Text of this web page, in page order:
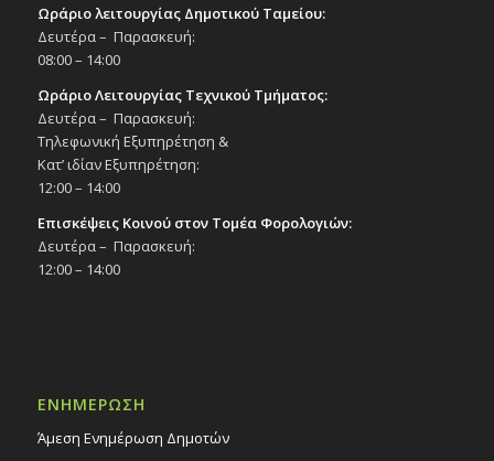
Ωράριο λειτουργίας Δημοτικού Ταμείου:
Δευτέρα – Παρασκευή:
08:00 – 14:00
Ωράριο Λειτουργίας Τεχνικού Τμήματος:
Δευτέρα – Παρασκευή:
Τηλεφωνική Εξυπηρέτηση &
Κατ’ ιδίαν Εξυπηρέτηση:
12:00 – 14:00
Επισκέψεις Κοινού στον Τομέα Φορολογιών:
Δευτέρα – Παρασκευή:
12:00 – 14:00
ΕΝΗΜΕΡΩΣΗ
Άμεση Ενημέρωση Δημοτών